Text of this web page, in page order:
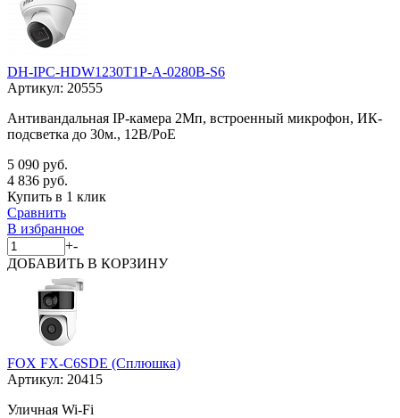
DH-IPC-HDW1230T1P-A-0280B-S6
Артикул: 20555
Антивандальная IP-камера 2Мп, встроенный микрофон, ИК-
подсветка до 30м., 12В/PoE
5 090 руб.
4 836 руб.
Купить в 1 клик
Сравнить
В избранное
+-
ДОБАВИТЬ В КОРЗИНУ
FOX FX-C6SDE (Сплюшка)
Артикул: 20415
Уличная Wi-Fi